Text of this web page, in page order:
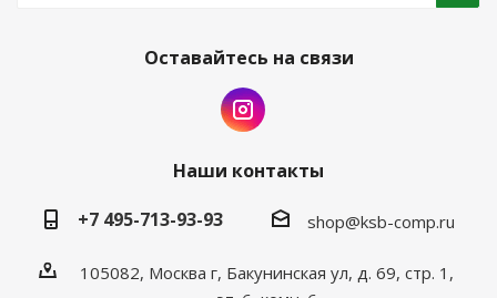
Оставайтесь на связи
Наши контакты
+7 495-713-93-93
shop@ksb-comp.ru
105082, Москва г, Бакунинская ул, д. 69, стр. 1,